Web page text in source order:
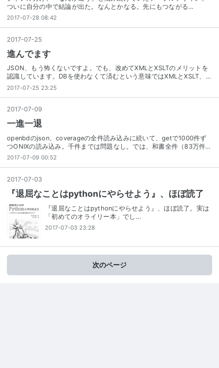
ついに自分の中で結論が出た。なんとかなる。先にもつながる…
2017-07-28 08:42
2017-07-25
進んでます
JSON、もう怖くないですよ。でも、改めてXMLとXSLTのメリットを
認識しています。DBを使わなくて済むという意味ではXMLとXSLT、…
2017-07-25 23:25
2017-07-09
一進一退
openbdのjson、coverageの全件読み込みに続いて、getで1000件ず
つONIXの読み込み。千件までは問題なし。では、和書全件（83万件…
2017-07-09 00:52
2017-07-03
『退屈なことはpythonにやらせよう』、ほぼ読了
『退屈なことはpythonにやらせよう』、ほぼ読了。実は
「初めてのオライリー本」でし…
2017-07-03 23:28
次のページ